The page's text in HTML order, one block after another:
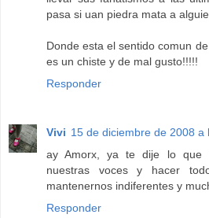
pasa si uan piedra mata a
Donde esta el sentido comun
es un chiste y de mal gusto!!!!!
Responder
Vivi 15 de diciembre de 2008 a
ay Amorx, ya te dije lo que
nuestras voces y hacer
mantenernos indiferentes y
Responder